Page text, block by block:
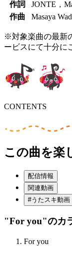
作詞
JONTE，
作曲
Masaya
※対象楽曲の最新
ービスにて十分に
CONTENTS
この曲を楽
配信情報
関連動画
#うたスキ動画
"For you"のカ
For you